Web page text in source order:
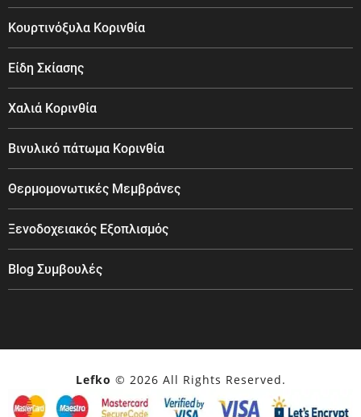
Κουρτινόξυλα Κορινθία
Είδη Σκίασης
Χαλιά Κορινθία
Βινυλικό πάτωμα Κορινθία
Θερμομονωτικές Μεμβράνες
Ξενοδοχειακός Εξοπλισμός
Blog Συμβουλές
Lefko © 2026 All Rights Reserved.